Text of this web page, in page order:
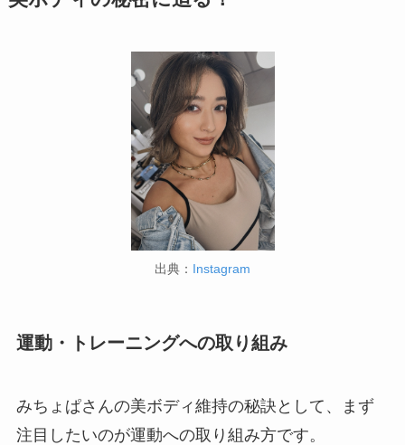
出典： Instagram
運動・トレーニングへの取り組み
みちょぱさんの美ボディ維持の秘訣として、まず
注目したいのが運動への取り組み方です。